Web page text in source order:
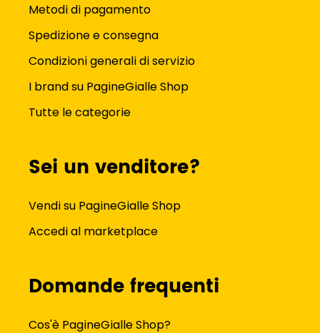
Metodi di pagamento
Spedizione e consegna
Condizioni generali di servizio
I brand su PagineGialle Shop
Tutte le categorie
Sei un venditore?
Vendi su PagineGialle Shop
Accedi al marketplace
Domande frequenti
Cos'è PagineGialle Shop?